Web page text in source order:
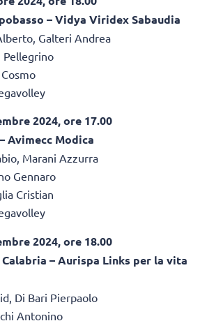
– Vidya Viridex Sabaudia
Galteri Andrea
Pellegrino
2024, ore 17.00
Avimecc Modica
Marani Azzurra
Gennaro
Cristian
2024, ore 18.00
– Aurispa Links per la vita
Di Bari Pierpaolo
Antonino